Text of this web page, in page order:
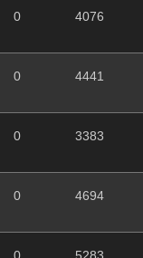
0 4076
0 4441
0 3383
0 4694
0 5283